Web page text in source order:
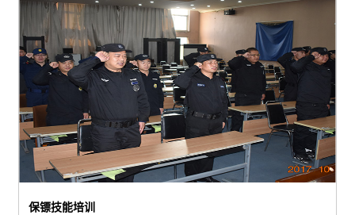
保镖技能培训